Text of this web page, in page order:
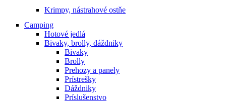
Krimpy, nástrahové ostňe
Camping
Hotové jedlá
Bivaky, brolly, dáždniky
Bivaky
Brolly
Prehozy a panely
Prístrešky
Dáždniky
Príslušenstvo